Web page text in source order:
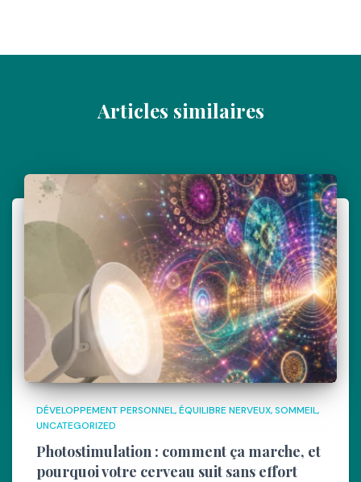
Articles similaires
DÉVELOPPEMENT PERSONNEL ÉQUILIBRE NERVEUX SOMMEIL
UNCATEGORIZED
Photostimulation : comment ça marche, et
pourquoi votre cerveau suit sans effort